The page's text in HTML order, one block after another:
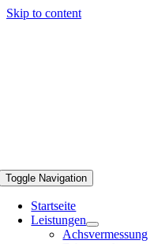
Skip to content
Toggle Navigation
Startseite
Leistungen
Achsvermessung